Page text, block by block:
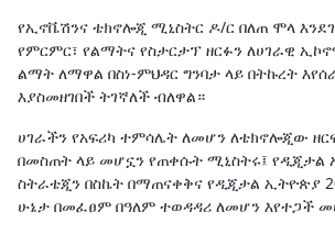
የኢኖቬሽንና ቴክኖሎጂ ሚኒስትር ዶ/ር በለጠ ሞላ
የምርምር፣ የልማትና የስታርታፕ ዘርፉን ለሀገራዊ
ልማት ለማዋል በስነ-ምህዳር ግንባታ ላይ በትኩረት
እያስመዘገበች ትገኛለች ብለዋል።
ሀገራችን የአፍሪካ ተምሳሌት ለመሆን ለቴክኖሎጂው
በመስጠት ላይ መሆኗን የጠቀሱት ሚኒስትሩ፤ የዲጂታል
ስትራቴጂን በስኬት በማጠናቀቅና የዲጂታል ኢትዮጵያ
ሁኔታ በመፈፀም በዓለም ተወዳዳሪ ለመሆን እየተጋች